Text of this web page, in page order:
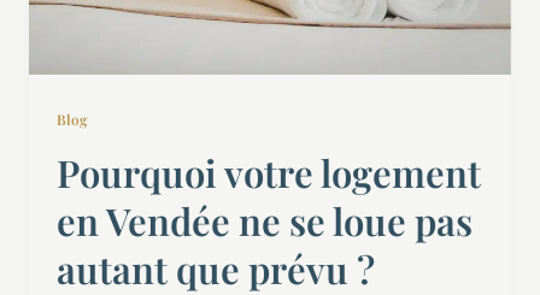
Blog
Pourquoi votre logement
en Vendée ne se loue pas
autant que prévu ?